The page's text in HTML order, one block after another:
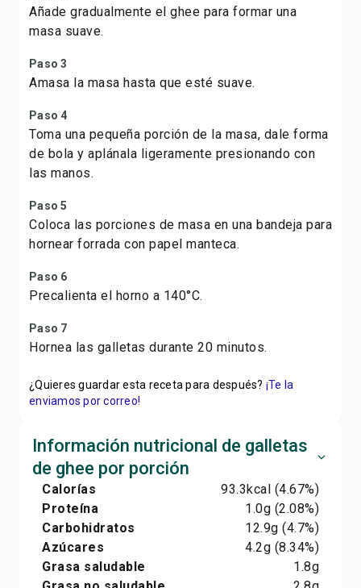
Añade gradualmente el ghee para formar una
masa suave.
Paso 3
Amasa la masa hasta que esté suave.
Paso 4
Toma una pequeña porción de la masa, dale forma
de bola y aplánala ligeramente presionando con
las manos.
Paso 5
Coloca las porciones de masa en una bandeja para
hornear forrada con papel manteca.
Paso 6
Precalienta el horno a 140°C.
Paso 7
Hornea las galletas durante 20 minutos.
¿Quieres guardar esta receta para después? ¡Te la
enviamos por correo!
Información nutricional de galletas
de ghee por porción
Calorías 93.3kcal (4.67%)
Proteína
1.0g (2.08%)
Carbohidratos
12.9g (4.7%)
Azúcares
4.2g (8.34%)
Grasa saludable
1.8g